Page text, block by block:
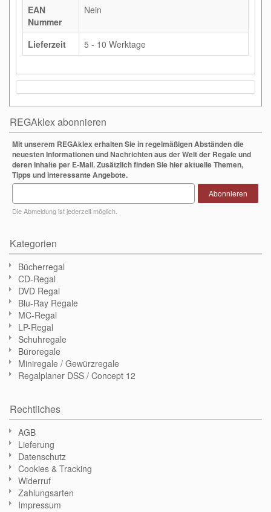
EAN
Nummer
Nein
Lieferzeit 5 - 10 Werktage
REGAklex abonnieren
Mit unserem REGAklex erhalten Sie in regelmäßigen Abständen die
neuesten Informationen und Nachrichten aus der Welt der Regale und
deren Inhalte per E-Mail. Zusätzlich finden Sie hier aktuelle Themen,
Tipps und interessante Angebote.
Die Abmeldung ist jederzeit möglich.
Abonnieren
Kategorien
Bücherregal
CD-Regal
DVD Regal
Blu-Ray Regale
MC-Regal
LP-Regal
Schuhregale
Büroregale
Miniregale / Gewürzregale
Regalplaner DSS / Concept 12
Rechtliches
AGB
Lieferung
Datenschutz
Cookies & Tracking
Widerruf
Zahlungsarten
Impressum